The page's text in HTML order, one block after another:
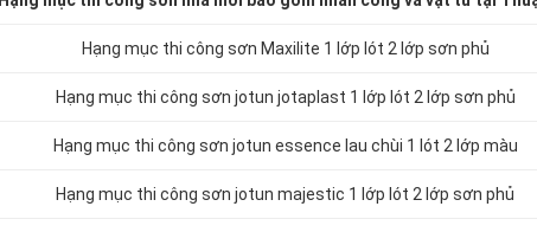
Hạng mục thi công sơn Maxilite 1 lớp lót 2 lớp sơn phủ
Hạng mục thi công sơn jotun jotaplast 1 lớp lót 2 lớp sơn phủ
Hạng mục thi công sơn jotun essence lau chùi 1 lót 2 lớp màu
Hạng mục thi công sơn jotun majestic 1 lớp lót 2 lớp sơn phủ